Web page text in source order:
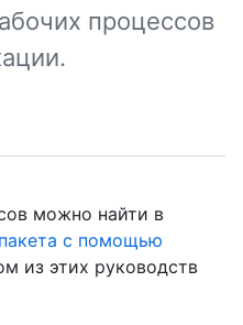
процессов
можно найти в
с помощью
из этих руководств